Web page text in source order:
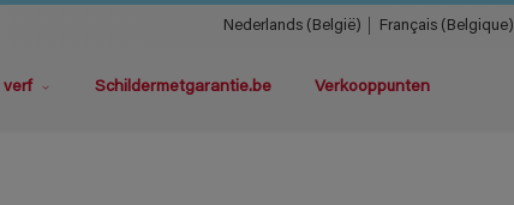
Nederlands (België) Français (Belgique)
verf Schildermetgarantie.be Verkooppunten